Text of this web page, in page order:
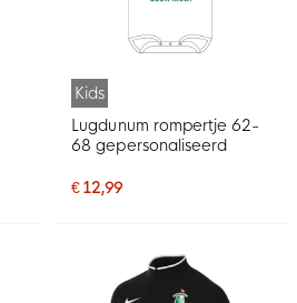
Kids
Lugdunum rompertje 62-
68 gepersonaliseerd
€ 12,99